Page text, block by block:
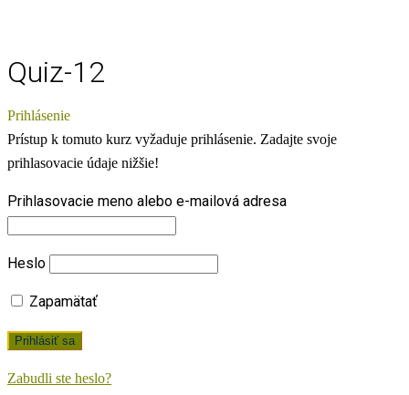
Quiz-12
Prihlásenie
Prístup k tomuto kurz vyžaduje prihlásenie. Zadajte svoje
prihlasovacie údaje nižšie!
Prihlasovacie meno alebo e-mailová adresa
Heslo
Zapamätať
Zabudli ste heslo?